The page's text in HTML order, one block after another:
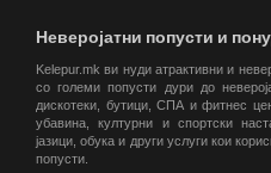
Неверојатни попусти и
Kelepur.mk ви нуди атрактивни и
со големи попусти дури до
дискотеки, бутици, СПА и фитнес
убавина, културни и спортски
јазици, обука и други услуги кои
попусти.